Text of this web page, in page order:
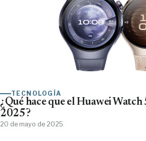
TECNOLOGÍA
¿Qué hace que el Huawei Watch
2025?
20 de mayo de 2025